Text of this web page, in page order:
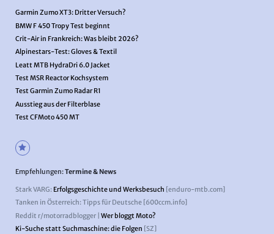
Garmin Zumo XT3: Dritter Versuch?
BMW F 450 Tropy Test beginnt
Crit-Air in Frankreich: Was bleibt 2026?
Alpinestars-Test: Gloves & Textil
Leatt MTB HydraDri 6.0 Jacket
Test MSR Reactor Kochsystem
Test Garmin Zumo Radar R1
Ausstieg aus der Filterblase
Test CFMoto 450 MT
Empfehlungen:Termine & News
Stark VARG: Erfolgsgeschichte und Werksbesuch [enduro-mtb.com]
Tanken in Österreich: Tipps für Deutsche [600ccm.info]
Reddit r/motorradblogger | Wer bloggt Moto?
Ki-Suche statt Suchmaschine: die Folgen [SZ]